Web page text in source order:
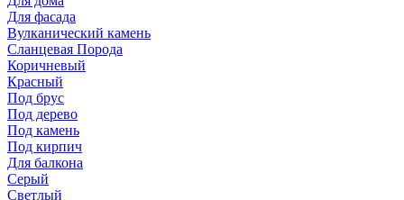
Для фасада
Вулканический камень
Сланцевая Порода
Коричневый
Красный
Под брус
Под дерево
Под камень
Под кирпич
Для балкона
Серый
Светлый